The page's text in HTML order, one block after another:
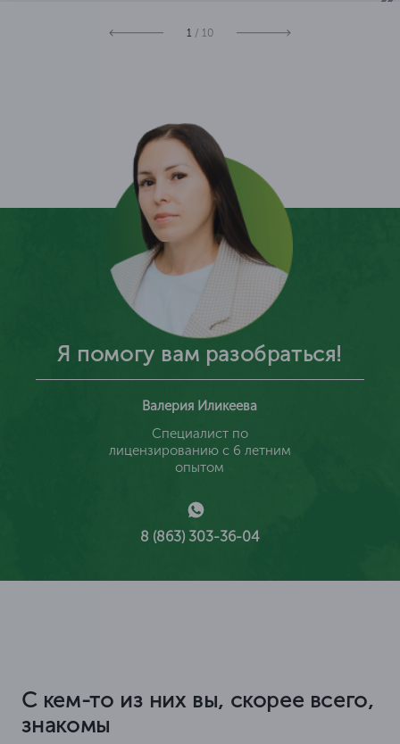
1/ 10
Я помогу вам разобраться!
Валерия Иликеева
Специалист по
лицензированию с 6 летним
опытом
8 (863) 303-36-04
С кем-то из них вы, скорее всего,
знакомы